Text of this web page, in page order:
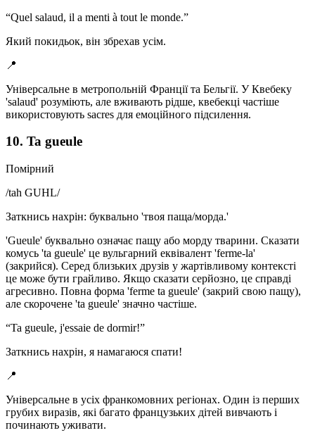
“Quel salaud, il a menti à tout le monde.”
Який покидьок, він збрехав усім.
📍
Універсальне в метропольній Франції та Бельгії. У Квебеку
'salaud' розуміють, але вживають рідше, квебекці частіше
використовують sacres для емоційного підсилення.
10. Ta gueule
Помірний
/tah GUHL/
Заткнись нахрін: буквально 'твоя паща/морда.'
'Gueule' буквально означає пащу або морду тварини. Сказати
комусь 'ta gueule' це вульгарний еквівалент 'ferme-la'
(закрийся). Серед близьких друзів у жартівливому контексті
це може бути грайливо. Якщо сказати серйозно, це справді
агресивно. Повна форма 'ferme ta gueule' (закрий свою пащу),
але скорочене 'ta gueule' значно частіше.
“Ta gueule, j'essaie de dormir!”
Заткнись нахрін, я намагаюся спати!
📍
Універсальне в усіх франкомовних регіонах. Один із перших
грубих виразів, які багато французьких дітей вивчають і
починають уживати.